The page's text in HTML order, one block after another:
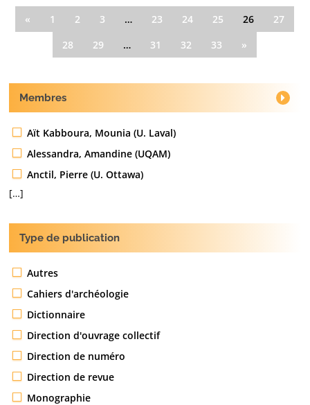
« 1 2 3 … 23 24 25 26
27
28
29 … 31 32 33 »
Membres
Aït Kabboura, Mounia (U. Laval)
Alessandra, Amandine (UQAM)
Anctil, Pierre (U. Ottawa)
[…]
Type de publication
Autres
Cahiers d'archéologie
Dictionnaire
Direction d'ouvrage collectif
Direction de numéro
Direction de revue
Monographie